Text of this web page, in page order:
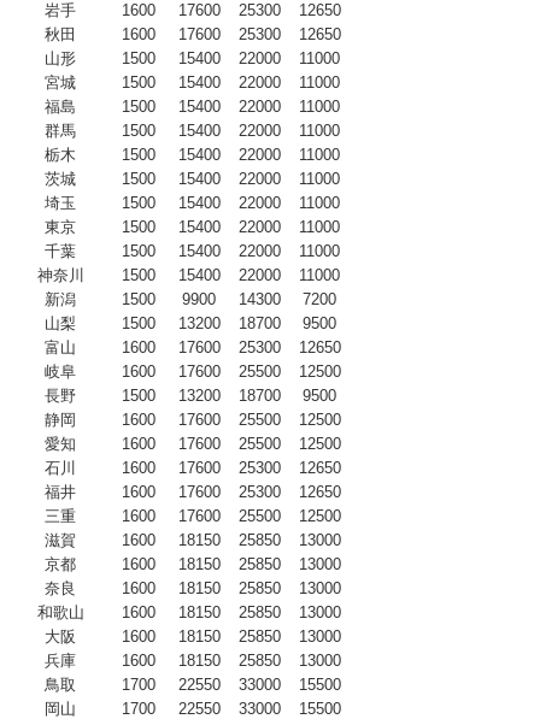
岩手
1600 17600 25300
12650
秋田
1600 17600 25300
12650
山形
1500 15400 22000
11000
宮城
1500 15400 22000
11000
福島
1500 15400 22000
11000
群馬
1500 15400 22000
11000
栃木
1500 15400 22000
11000
茨城
1500 15400 22000
11000
埼玉
1500 15400 22000
11000
東京
1500 15400 22000
11000
千葉
1500 15400 22000
11000
神奈川
1500 15400 22000
11000
新潟
1500 9900 14300
7200
山梨
1500 13200 18700
9500
富山
1600 17600 25300
12650
岐阜
1600 17600 25500
12500
長野
1500 13200 18700
9500
静岡
1600 17600 25500
12500
愛知
1600 17600 25500
12500
石川
1600 17600 25300
12650
福井
1600 17600 25300
12650
三重
1600 17600 25500
12500
滋賀
1600 18150 25850
13000
京都
1600 18150 25850
13000
奈良
1600 18150 25850
13000
和歌山
1600 18150 25850
13000
大阪
1600 18150 25850
13000
兵庫
1600 18150 25850
13000
鳥取
1700 22550 33000
15500
岡山
1700 22550 33000
15500